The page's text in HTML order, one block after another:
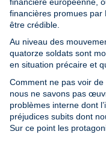
financières promues
être crédible.
Au niveau des
quatorze soldats sont
en situation précaire et
Comment ne pas voir
nous ne savons pas
problèmes interne dont
préjudices subits dont
Sur ce point les